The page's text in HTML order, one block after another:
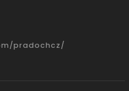
pradochcz/